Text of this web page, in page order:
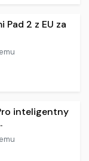
Pad 2 z EU za
inteligentny